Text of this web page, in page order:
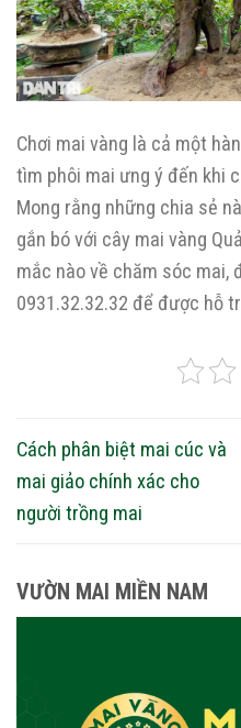
Chơi mai vàng là cả một
tìm phôi mai ưng ý đến khi
Mong rằng những chia sẻ
gắn bó với cây mai vàng
mắc nào về chăm sóc mai,
0931.32.32.32 để được hỗ
Cách phân biệt mai cúc và
mai giảo chính xác cho
người trồng mai
VƯỜN MAI MIỀN NAM